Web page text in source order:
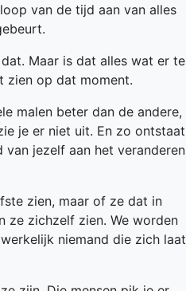
van de tijd aan van alles
Maar is dat alles wat er te
zien op dat moment.
malen beter dan de andere,
je er niet uit. En zo ontstaat
jezelf aan het veranderen
zien, maar of ze dat in
ze zichzelf zien. We worden
niemand die zich laat